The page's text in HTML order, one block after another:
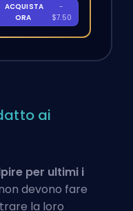
ACQUISTA
ORA
-
$7.50
ai
per ultimi i
devono fare
la loro